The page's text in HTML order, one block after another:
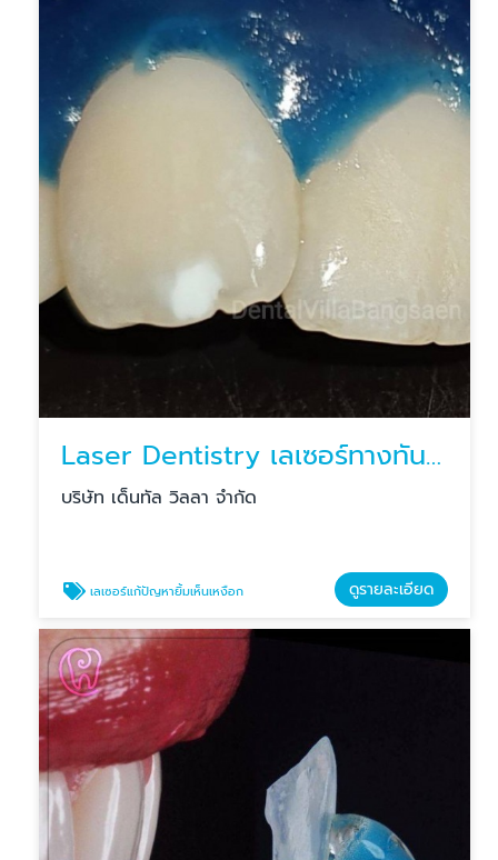
Laser Dentistry เลเซอร์ทางทันตกรรม เลเซอร์แก้ปัญหายิ้มเห็นเหงือก
บริษัท เด็นทัล วิลลา จำกัด
เลเซอร์แก้ปัญหายิ้มเห็นเหงือก ดูรายละเอียด